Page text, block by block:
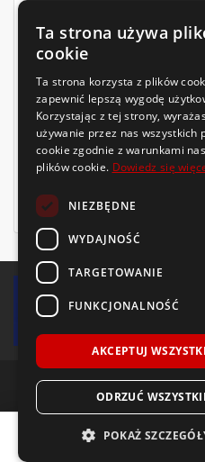
Zobacz
Finansowanie dla
© 2018-2026 Voida.pl.
Hankook VENTUS S1 evo3
Ta strona używa
cookie
Ta strona korzysta z plików
zapewnić lepszą wygodę
Korzystając z tej strony,
używanie przez nas wszystkich
cookie zgodnie z warunkami
plików cookie. Dowiedz się
NIEZBĘDNE
WYDAJNOŚĆ
TARGETOWANIE
FUNKCJONALNOŚĆ
AKCEPTUJ
ODRZUĆ
POKAŻ